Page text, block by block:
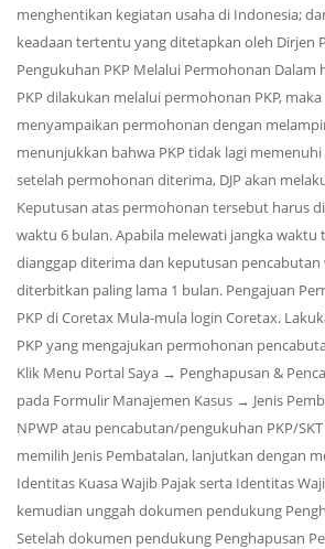
menghentikan kegiatan usaha di Indonesia;
keadaan tertentu yang ditetapkan oleh Dirjen
Pengukuhan PKP Melalui Permohonan Dalam
PKP dilakukan melalui permohonan PKP, maka
menyampaikan permohonan dengan
menunjukkan bahwa PKP tidak lagi
setelah permohonan diterima, DJP akan
Keputusan atas permohonan tersebut harus
waktu 6 bulan. Apabila melewati jangka
dianggap diterima dan keputusan pencabutan
diterbitkan paling lama 1 bulan. Pengajuan
PKP di Coretax Mula-mula login Coretax.
PKP yang mengajukan permohonan
Klik Menu Portal Saya → Penghapusan &
pada Formulir Manajemen Kasus → Jenis
NPWP atau pencabutan/pengukuhan PKP/SKT
memilih Jenis Pembatalan, lanjutkan dengan
Identitas Kuasa Wajib Pajak serta Identitas
kemudian unggah dokumen pendukung
Setelah dokumen pendukung Penghapusan